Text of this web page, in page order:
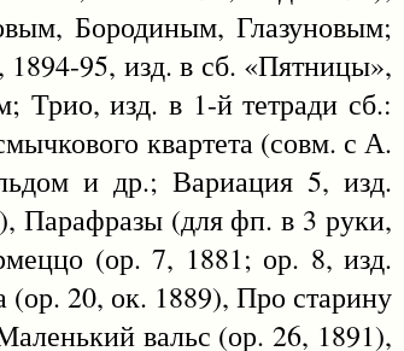
Бородиным, Глазуновым;
95, изд. в сб. «Пятницы»,
Трио, изд. в 1-й тетради сб.:
квартета (совм. с А.
и др.; Вариация 5, изд.
Парафразы (для фп. в 3 руки,
(ор. 7, 1881; ор. 8, изд.
(ор. 20, ок. 1889), Про старину
вальс (ор. 26, 1891),